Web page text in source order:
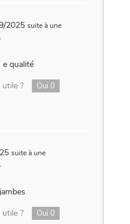
2025 suite à une
qualité
?
Oui 0
suite à une
?
Oui 0